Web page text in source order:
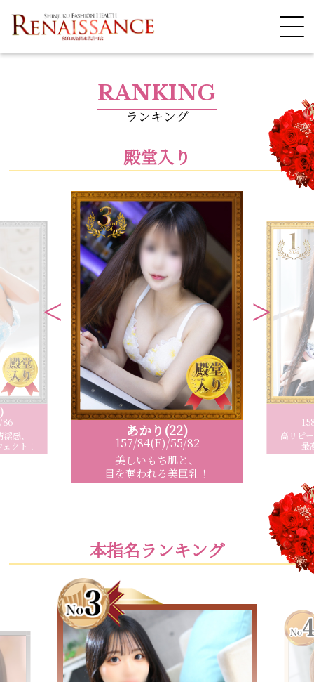
RANKING
ランキング
殿堂入り
86
感、
クト！
あかり(22)
157/84(E)/55/82
美しいもち肌と、
目を奪われる美巨乳！
高リピ
最
本指名ランキング